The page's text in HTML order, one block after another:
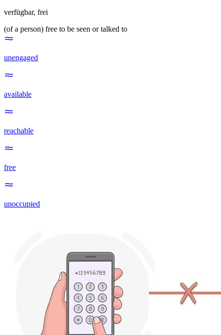
verfügbar, frei
(of a person) free to be seen or talked to
unengaged
available
reachable
free
unoccupied